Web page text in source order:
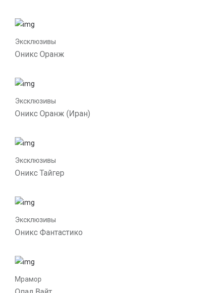
Эксклюзивы
Оникс Оранж
Эксклюзивы
Оникс Оранж (Иран)
Эксклюзивы
Оникс Тайгер
Эксклюзивы
Оникс Фантастико
Мрамор